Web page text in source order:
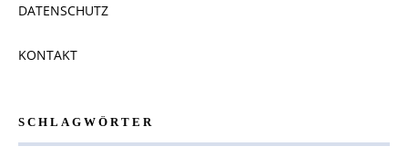
DATENSCHUTZ
KONTAKT
SCHLAGWÖRTER